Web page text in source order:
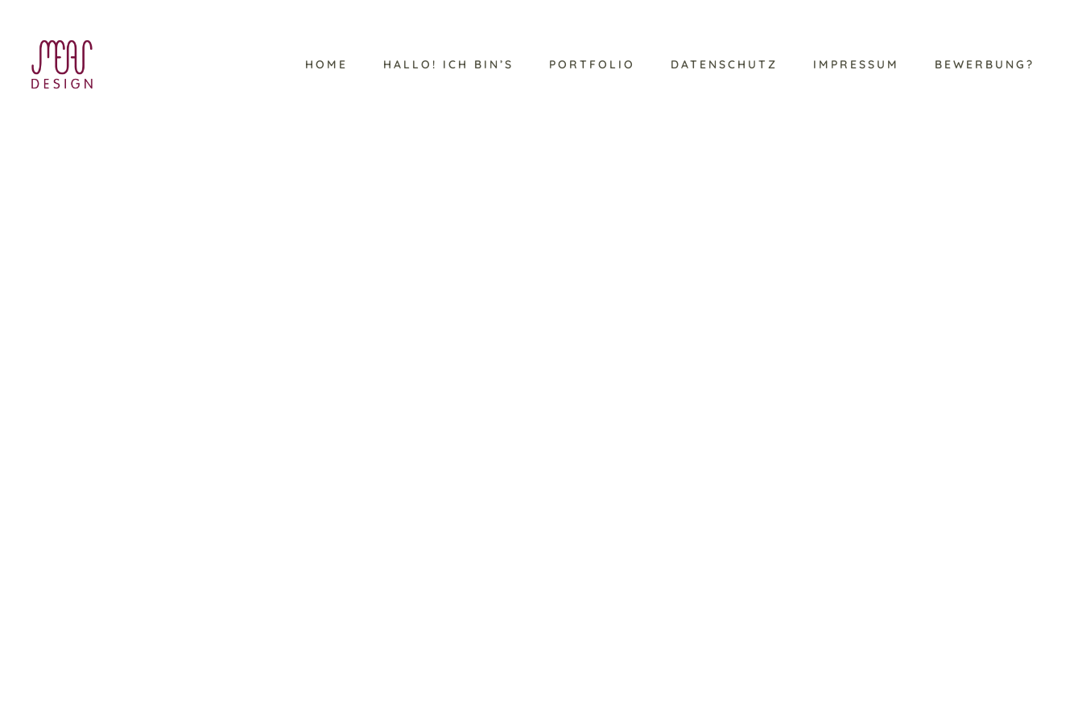
HOME HALLO! ICH BIN’S PORTFOLIO DATENSCHUTZ IMPRESSUM BEWERBUNG?
Halloween Illustrationen